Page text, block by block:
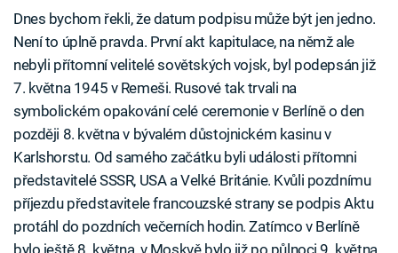
Dnes bychom řekli, že datum podpisu může být jen jedno.
Není to úplně pravda. První akt kapitulace, na němž ale
nebyli přítomní velitelé sovětských vojsk, byl podepsán již
7. května 1945 v Remeši. Rusové tak trvali na
symbolickém opakování celé ceremonie v Berlíně o den
později 8. května v bývalém důstojnickém kasinu v
Karlshorstu. Od samého začátku byli události přítomni
představitelé SSSR, USA a Velké Británie. Kvůli pozdnímu
příjezdu představitele francouzské strany se podpis Aktu
protáhl do pozdních večerních hodin. Zatímco v Berlíně
bylo ještě 8. května, v Moskvě bylo již po půlnoci 9. května.